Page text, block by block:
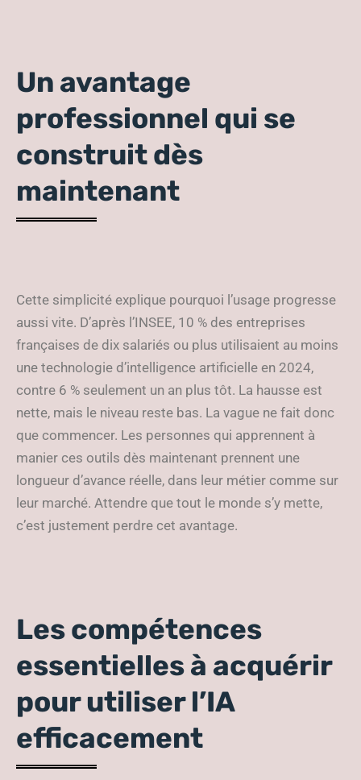
Un avantage
professionnel qui se
construit dès
maintenant
Cette simplicité explique pourquoi l’usage progresse
aussi vite. D’après l’INSEE, 10 % des entreprises
françaises de dix salariés ou plus utilisaient au moins
une technologie d’intelligence artificielle en 2024,
contre 6 % seulement un an plus tôt. La hausse est
nette, mais le niveau reste bas. La vague ne fait donc
que commencer. Les personnes qui apprennent à
manier ces outils dès maintenant prennent une
longueur d’avance réelle, dans leur métier comme sur
leur marché. Attendre que tout le monde s’y mette,
c’est justement perdre cet avantage.
Les compétences
essentielles à acquérir
pour utiliser l’IA
efficacement